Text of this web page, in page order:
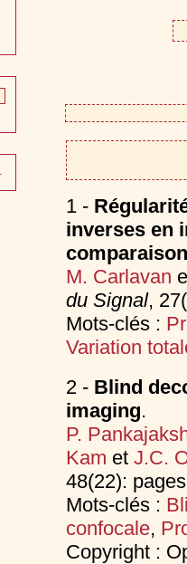
1 -
inverses en
M. Carlavan
du Signal,
Mots-clés :
Variation
2 - Blind
imaging.
P.
Kam et J.C.
48(22):
Mots-clés :
confocale,
Copyright :